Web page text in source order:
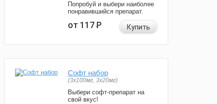
Попробуй и выбери наиболее
понравившийся препарат.
от 117Р Купить
Софт набор
(3x100мг, 3x20мг)
Выбери софт-препарат на
свой вкус!